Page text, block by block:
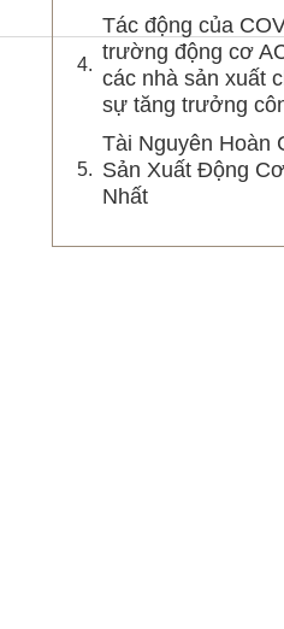
Tác động của
trường động cơ
các nhà sản xuất
sự tăng trưởng
Tài Nguyên Hoàn
Sản Xuất Động
Nhất